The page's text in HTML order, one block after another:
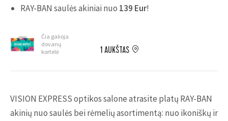
RAY-BAN saulės akiniai nuo 139 Eur!
Čia galioja
dovanų
kortelė
1 AUKŠTAS
VISION EXPRESS optikos salone atrasite platų RAY-BAN
akinių nuo saulės bei rėmelių asortimentą: nuo ikoniškų ir